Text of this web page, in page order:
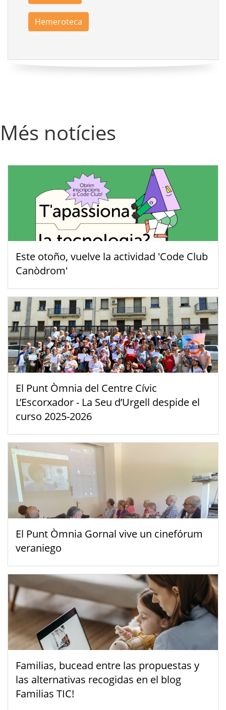
Hemeroteca
Més notícies
Este otoño, vuelve la actividad 'Code Club
Canòdrom'
El Punt Òmnia del Centre Cívic
L’Escorxador - La Seu d’Urgell despide el
curso 2025-2026
El Punt Òmnia Gornal vive un cinefórum
veraniego
Familias, bucead entre las propuestas y
las alternativas recogidas en el blog
Familias TIC!